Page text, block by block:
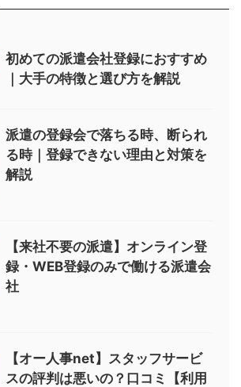
初めての派遣会社登録におすすめ
｜大手の特徴と選び方を解説
派遣の登録会で落ちる時、断られ
る時｜登録できない理由と対策を
解説
【来社不要の派遣】オンライン登
録・WEB登録のみで働ける派遣会
社
【オー人事net】スタッフサービ
スの評判は悪いの？口コミ【利用